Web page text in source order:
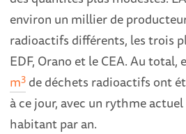
environ un millier de
radioactifs différents, les trois
EDF, Orano et le CEA. Au
m3 de déchets radioactifs ont
à ce jour, avec un rythme
habitant par an.